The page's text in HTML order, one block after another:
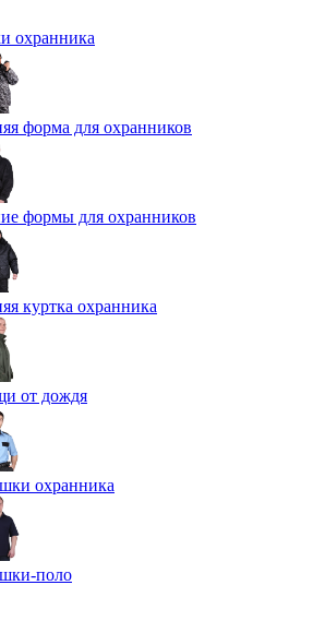
охранника
форма для охранников
формы для охранников
куртка охранника
от дождя
охранника
поло